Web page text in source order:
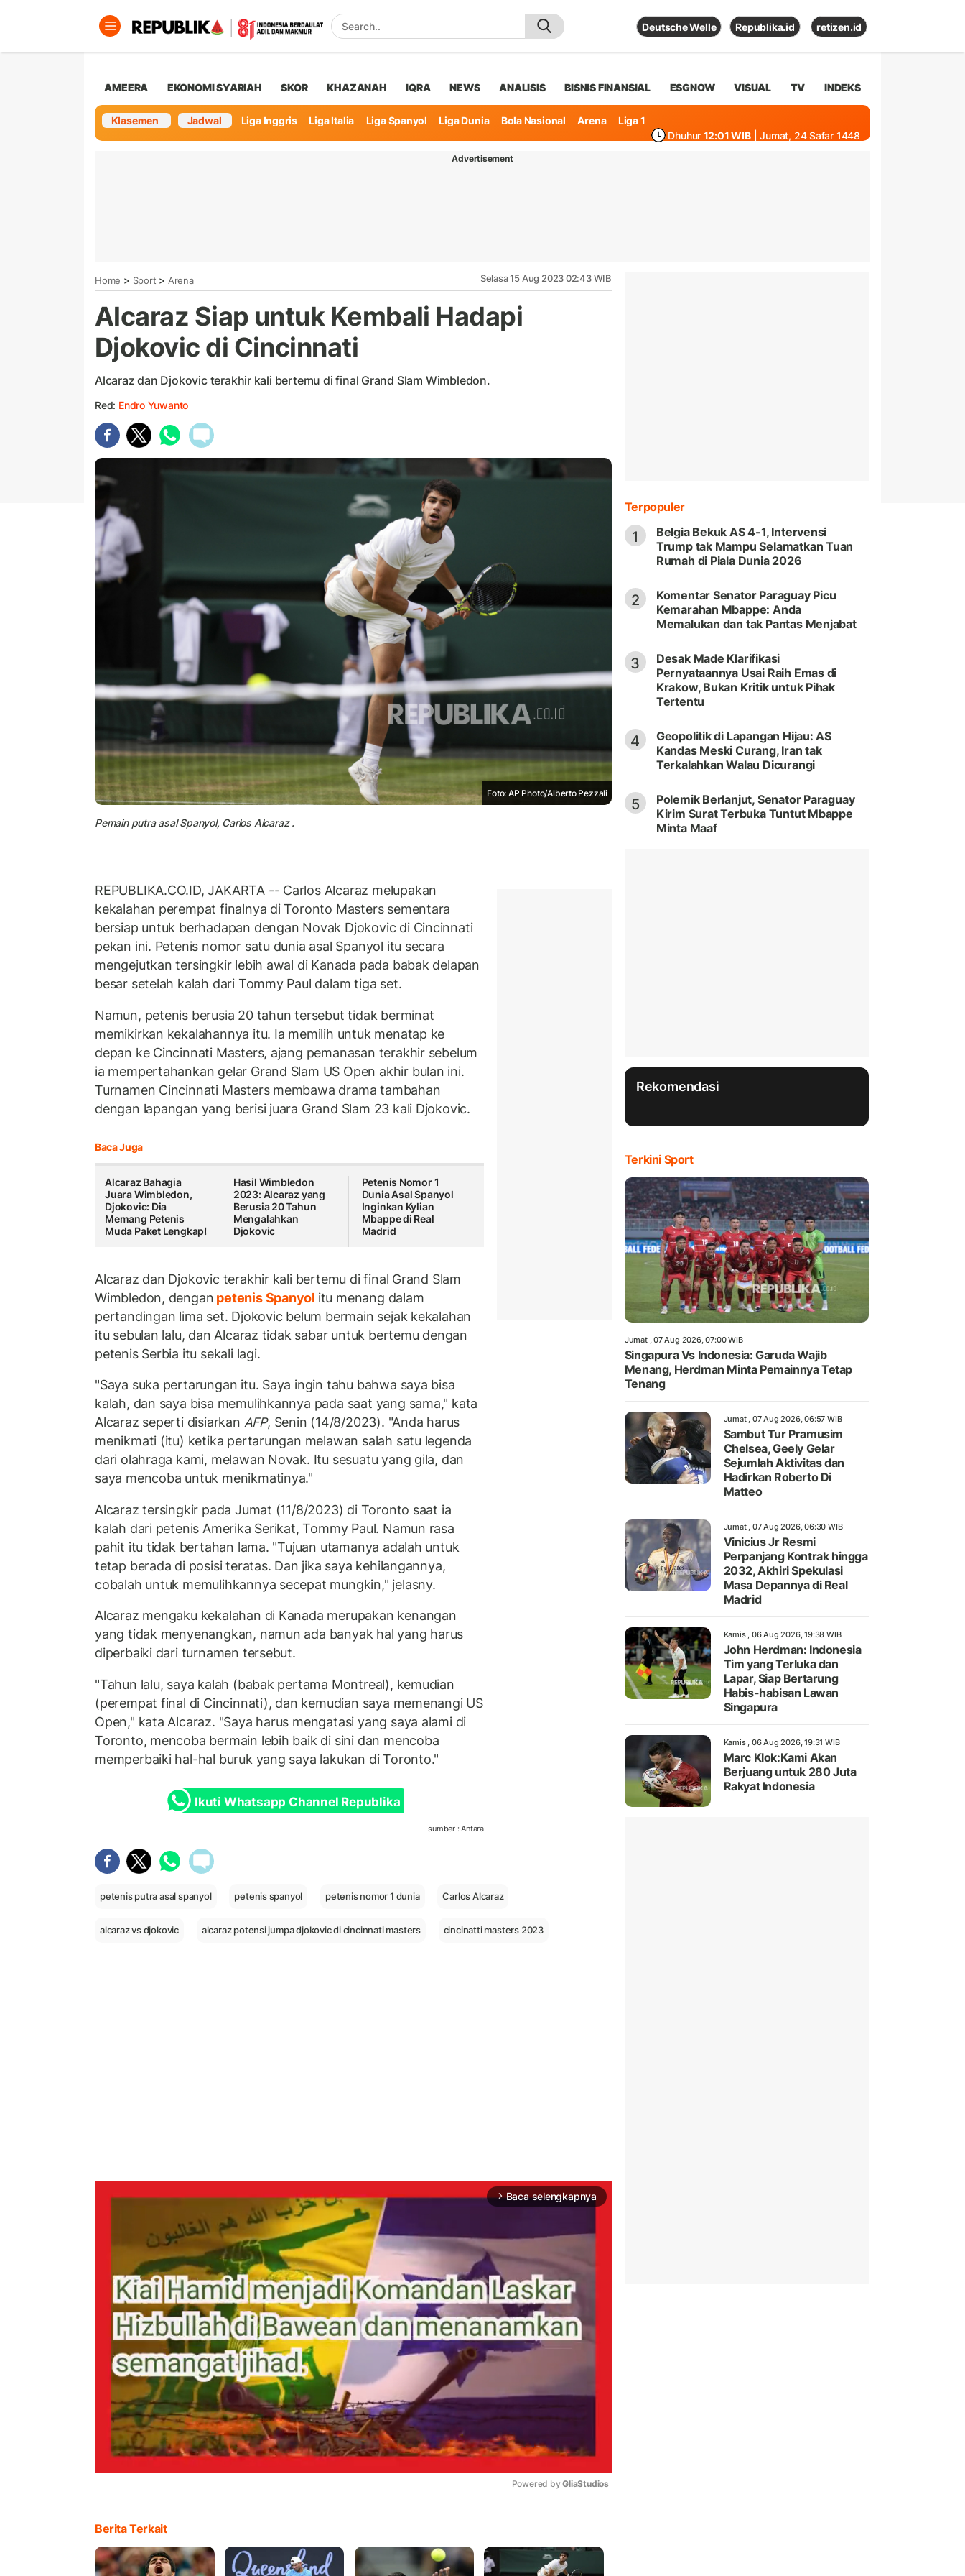
Deutsche Welle Republika.id retizen.id
AMEERA EKONOMI SYARIAH SKOR KHAZANAH IQRA NEWS ANALISIS BISNIS FINANSIAL ESGNOW VISUAL TV INDEKS
Klasemen Jadwal Liga Inggris Liga Italia Liga Spanyol Liga Dunia Bola Nasional Arena
Liga 1
Dhuhur 12:01 WIB | Jumat, 24 Safar 1448
Advertisement
Home > Sport > Arena Selasa 15 Aug 2023 02:43 WIB
Alcaraz Siap untuk Kembali Hadapi
Djokovic di Cincinnati
Alcaraz dan Djokovic terakhir kali bertemu di final Grand Slam Wimbledon.
Red: Endro Yuwanto
Foto: AP Photo/Alberto Pezzali
Pemain putra asal Spanyol, Carlos Alcaraz .
REPUBLIKA.CO.ID, JAKARTA -- Carlos Alcaraz melupakan
kekalahan perempat finalnya di Toronto Masters sementara
bersiap untuk berhadapan dengan Novak Djokovic di Cincinnati
pekan ini. Petenis nomor satu dunia asal Spanyol itu secara
mengejutkan tersingkir lebih awal di Kanada pada babak delapan
besar setelah kalah dari Tommy Paul dalam tiga set.
Namun, petenis berusia 20 tahun tersebut tidak berminat
memikirkan kekalahannya itu. Ia memilih untuk menatap ke
depan ke Cincinnati Masters, ajang pemanasan terakhir sebelum
ia mempertahankan gelar Grand Slam US Open akhir bulan ini.
Turnamen Cincinnati Masters membawa drama tambahan
dengan lapangan yang berisi juara Grand Slam 23 kali Djokovic.
Baca Juga
Alcaraz Bahagia
Juara Wimbledon,
Djokovic: Dia
Memang Petenis
Muda Paket Lengkap!
Hasil Wimbledon
2023: Alcaraz yang
Berusia 20 Tahun
Mengalahkan
Djokovic
Petenis Nomor 1
Dunia Asal Spanyol
Inginkan Kylian
Mbappe di Real
Madrid
Alcaraz dan Djokovic terakhir kali bertemu di final Grand Slam
Wimbledon, dengan petenis Spanyol itu menang dalam
pertandingan lima set. Djokovic belum bermain sejak kekalahan
itu sebulan lalu, dan Alcaraz tidak sabar untuk bertemu dengan
petenis Serbia itu sekali lagi.
"Saya suka pertarungan itu. Saya ingin tahu bahwa saya bisa
kalah, dan saya bisa memulihkannya pada saat yang sama," kata
Alcaraz seperti disiarkan AFP, Senin (14/8/2023). "Anda harus
menikmati (itu) ketika pertarungan melawan salah satu legenda
dari olahraga kami, melawan Novak. Itu sesuatu yang gila, dan
saya mencoba untuk menikmatinya."
Alcaraz tersingkir pada Jumat (11/8/2023) di Toronto saat ia
kalah dari petenis Amerika Serikat, Tommy Paul. Namun rasa
pahit itu tidak bertahan lama. "Tujuan utamanya adalah untuk
tetap berada di posisi teratas. Dan jika saya kehilangannya,
cobalah untuk memulihkannya secepat mungkin," jelasny.
Alcaraz mengaku kekalahan di Kanada merupakan kenangan
yang tidak menyenangkan, namun ada banyak hal yang harus
diperbaiki dari turnamen tersebut.
"Tahun lalu, saya kalah (babak pertama Montreal), kemudian
(perempat final di Cincinnati), dan kemudian saya memenangi US
Open," kata Alcaraz. "Saya harus mengatasi yang saya alami di
Toronto, mencoba bermain lebih baik di sini dan mencoba
memperbaiki hal-hal buruk yang saya lakukan di Toronto."
Ikuti Whatsapp Channel Republika
sumber : Antara
petenis putra asal spanyol petenis spanyol petenis nomor 1 dunia Carlos Alcaraz
alcaraz vs djokovic alcaraz potensi jumpa djokovic di cincinnati masters cincinatti masters 2023
arrow_forward_ios Baca selengkapnya
Powered by GliaStudios
Berita Terkait
Terpopuler
1
Belgia Bekuk AS 4-1, Intervensi
Trump tak Mampu Selamatkan Tuan
Rumah di Piala Dunia 2026
2
Komentar Senator Paraguay Picu
Kemarahan Mbappe: Anda
Memalukan dan tak Pantas Menjabat
3
Desak Made Klarifikasi
Pernyataannya Usai Raih Emas di
Krakow, Bukan Kritik untuk Pihak
Tertentu
4
Geopolitik di Lapangan Hijau: AS
Kandas Meski Curang, Iran tak
Terkalahkan Walau Dicurangi
5
Polemik Berlanjut, Senator Paraguay
Kirim Surat Terbuka Tuntut Mbappe
Minta Maaf
Rekomendasi
Terkini Sport
Jumat , 07 Aug 2026, 07:00 WIB
Singapura Vs Indonesia: Garuda Wajib
Menang, Herdman Minta Pemainnya Tetap
Tenang
Jumat , 07 Aug 2026, 06:57 WIB
Sambut Tur Pramusim
Chelsea, Geely Gelar
Sejumlah Aktivitas dan
Hadirkan Roberto Di
Matteo
Jumat , 07 Aug 2026, 06:30 WIB
Vinicius Jr Resmi
Perpanjang Kontrak hingga
2032, Akhiri Spekulasi
Masa Depannya di Real
Madrid
Kamis , 06 Aug 2026, 19:38 WIB
John Herdman: Indonesia
Tim yang Terluka dan
Lapar, Siap Bertarung
Habis-habisan Lawan
Singapura
Kamis , 06 Aug 2026, 19:31 WIB
Marc Klok:Kami Akan
Berjuang untuk 280 Juta
Rakyat Indonesia